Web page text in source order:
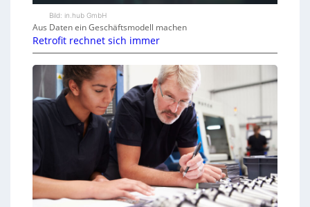
Bild: in.hub GmbH
Aus Daten ein Geschäftsmodell machen
Retrofit rechnet sich immer